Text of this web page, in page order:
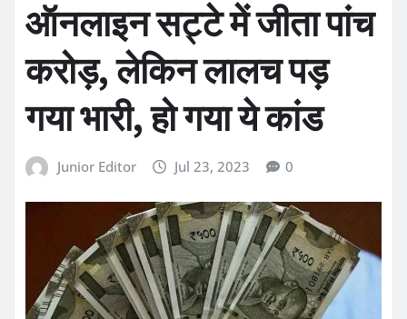
ऑनलाइन सट्टे में जीता पांच
करोड़, लेकिन लालच पड़
गया भारी, हो गया ये कांड
Junior Editor Jul 23, 2023 0